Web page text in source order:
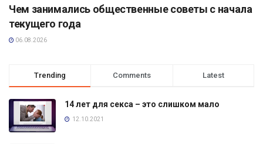
Чем занимались общественные советы с начала
текущего года
06.08.2026
Trending Comments Latest
14 лет для секса – это слишком мало
12.10.2021